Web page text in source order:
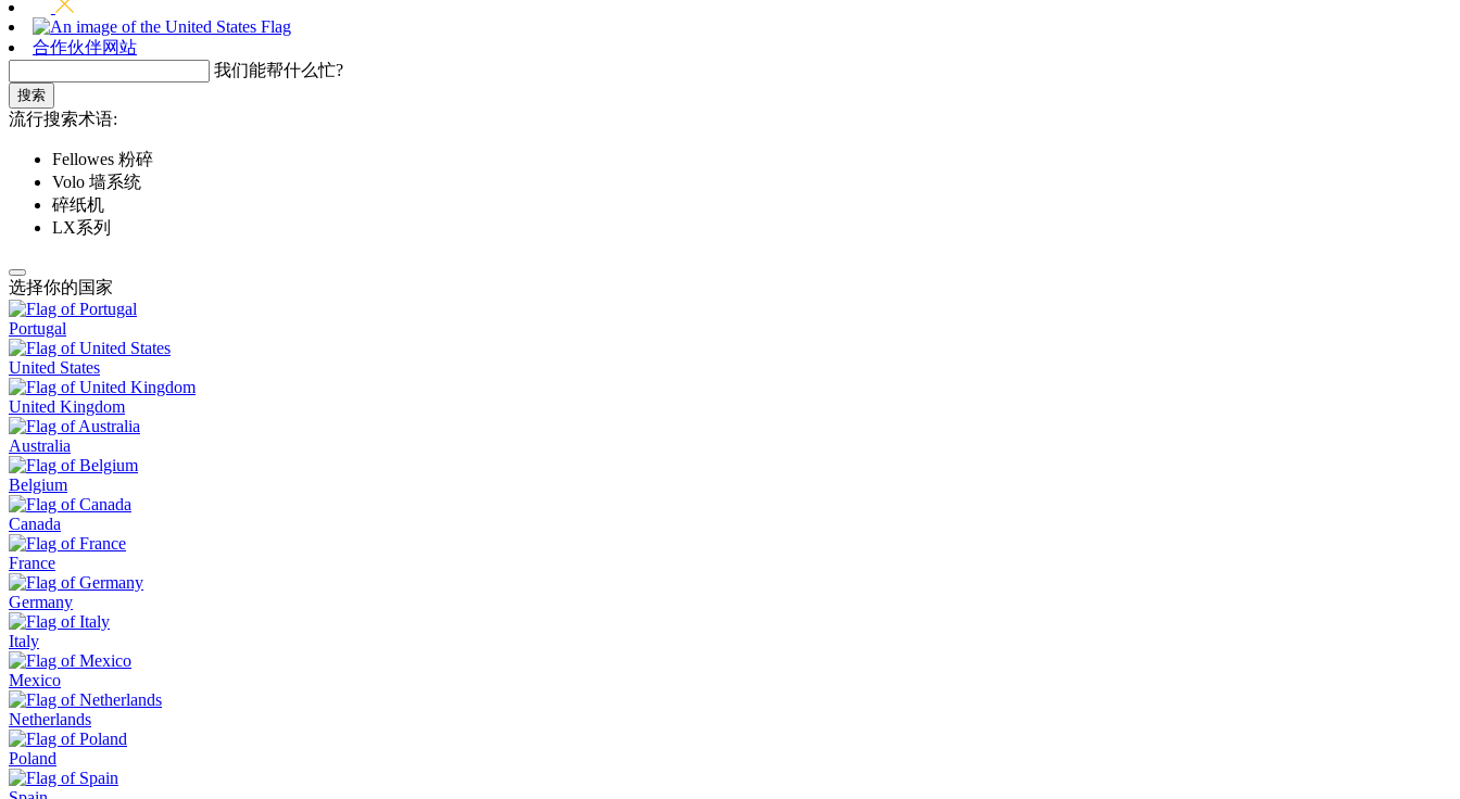
合作伙伴网站
我们能帮什么忙?
搜索
流行搜索术语:
Fellowes 粉碎
Volo 墙系统
碎纸机
LX系列
选择你的国家
Portugal
United States
United Kingdom
Australia
Belgium
Canada
France
Germany
Italy
Mexico
Netherlands
Poland